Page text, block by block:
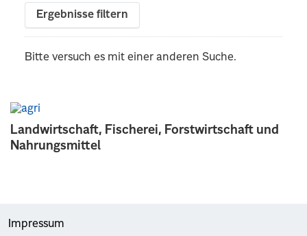
Landwirtschaft, Fischerei, Forstwirtschaft und
Nahrungsmittel
Ergebnisse filtern
Bitte versuch es mit einer anderen Suche.
Impressum